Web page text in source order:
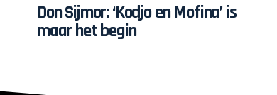
Don Sijmor: ‘Kodjo en Mofina’ is
maar het begin